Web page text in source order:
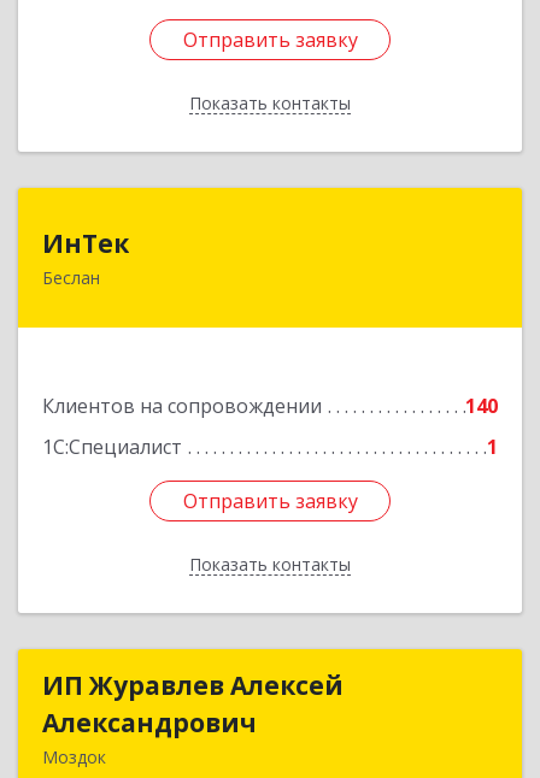
Отправить заявку
Показать контакты
Отправить заявку
Назад
ИнТек
Беслан
Клиентов на сопровождении
140
1С:Специалист
1
Отправить заявку
Показать контакты
Подробнее
Отправить заявку
Назад
ИП Журавлев Алексей
Александрович
Моздок
ИП Журавлев Алексей